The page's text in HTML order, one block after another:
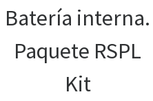
Batería interna.
Paquete RSPL
Kit